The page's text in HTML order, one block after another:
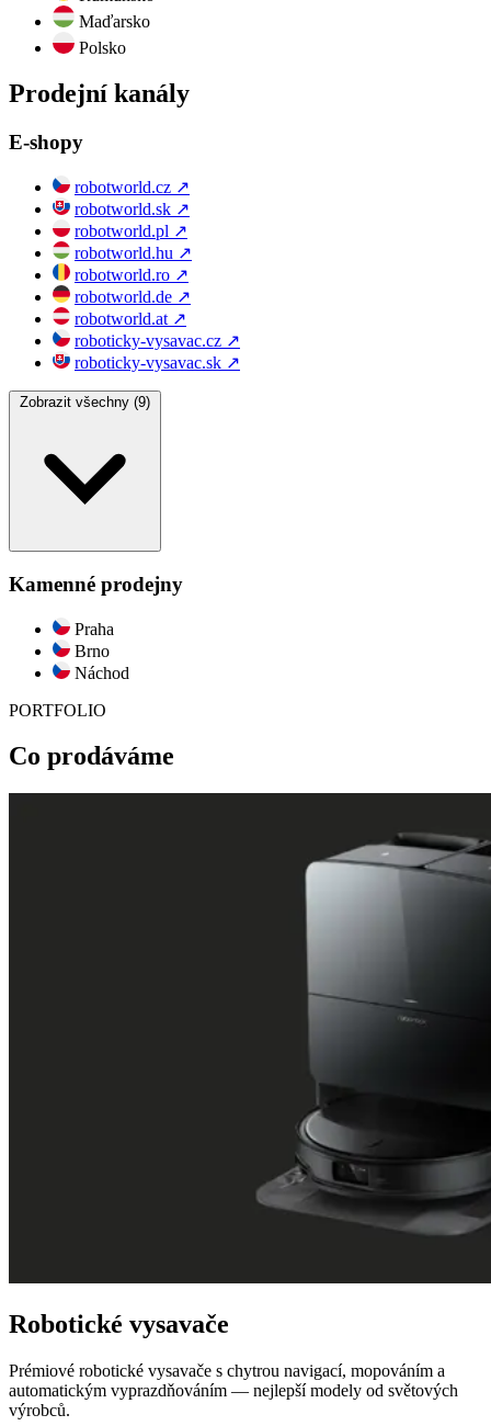
Maďarsko
Polsko
Prodejní kanály
E-shopy
robotworld.cz ↗
robotworld.sk ↗
robotworld.pl ↗
robotworld.hu ↗
robotworld.ro ↗
robotworld.de ↗
robotworld.at ↗
roboticky-vysavac.cz ↗
roboticky-vysavac.sk ↗
Zobrazit všechny (9)
Kamenné prodejny
Praha
Brno
Náchod
PORTFOLIO
Co prodáváme
Robotické vysavače
Prémiové robotické vysavače s chytrou navigací, mopováním a
automatickým vyprazdňováním — nejlepší modely od světových
výrobců.